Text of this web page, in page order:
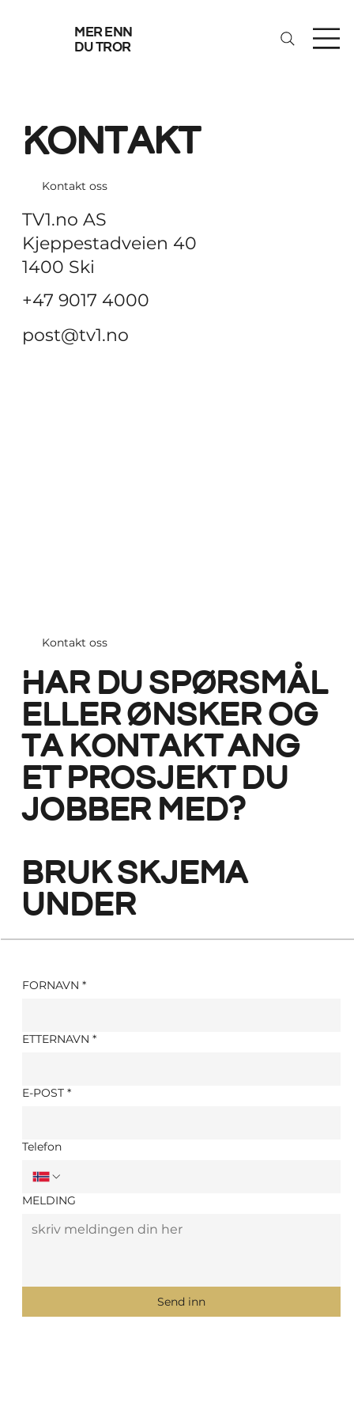
mer enn
du tror
Kontakt
Kontakt oss
TV1.no AS
Kjeppestadveien 40
1400 Ski
+47 9017 4000
post@tv1.no
Kontakt oss
Har du spørsmål
eller ønsker og
ta kontakt ang
et prosjekt du
jobber med?
bruk skjema
under
FORNAVN *
ETTERNAVN *
E-POST *
Telefon
MELDING
Send inn